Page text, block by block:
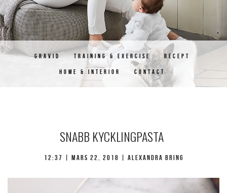
GRAVID TRAINING & EXERCISE RECEPT
HOME & INTERIOR CONTACT
SNABB KYCKLINGPASTA
12:37 | mars 22, 2018 | Alexandra Bring